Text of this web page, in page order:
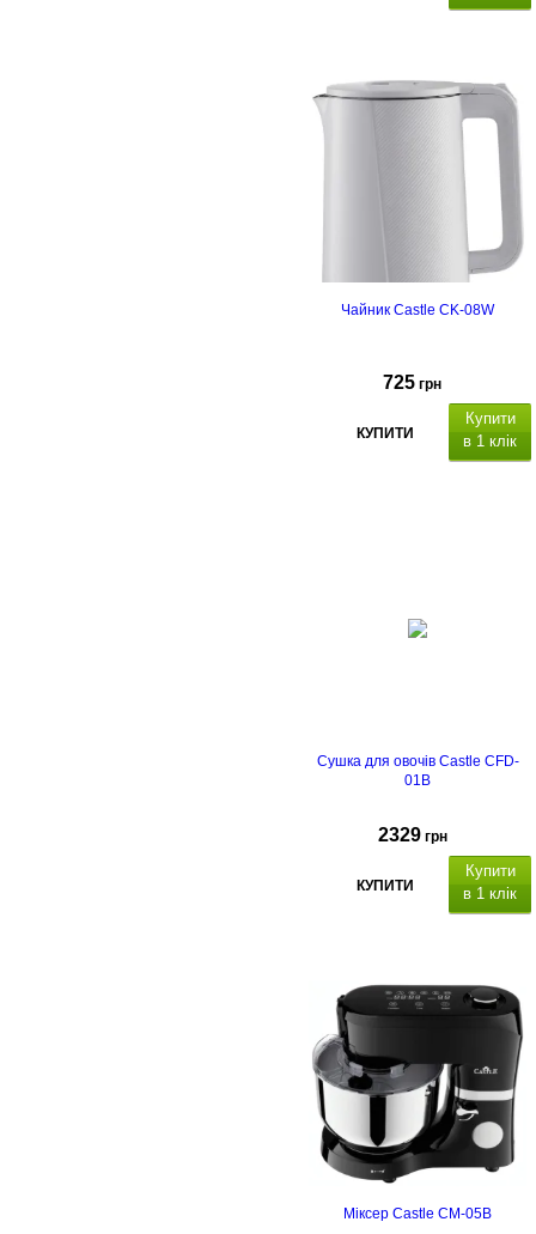
Чайник Castle CK-08W
725 грн
КУПИТИ
Купити
в 1 клік
Сушка для овочів Castle CFD-
01B
2329 грн
КУПИТИ
Купити
в 1 клік
Міксер Castle CM-05B